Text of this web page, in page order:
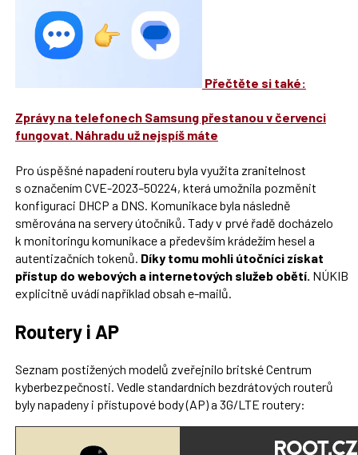
Přečtěte si také:
Zprávy na telefonech Samsung přestanou v červenci
fungovat. Náhradu už nejspíš máte
Pro úspěšné napadení routeru byla využita zranitelnost
s označením CVE-2023–50224, která umožnila pozměnit
konfiguraci DHCP a DNS. Komunikace byla následně
směrována na servery útočníků. Tady v prvé řadě docházelo
k monitoringu komunikace a především krádežím hesel a
autentizačních tokenů. Díky tomu mohli útočníci získat
přístup do webových a internetových služeb obětí. NÚKIB
explicitně uvádí například obsah e-mailů.
Routery i AP
Seznam postižených modelů zveřejnilo britské Centrum
kyberbezpečnosti. Vedle standardních bezdrátových routerů
byly napadeny i přístupové body (AP) a 3G/LTE routery: